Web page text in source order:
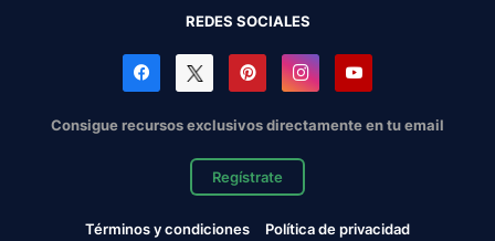
REDES SOCIALES
Consigue recursos exclusivos directamente en tu email
Regístrate
Términos y condiciones
Política de privacidad